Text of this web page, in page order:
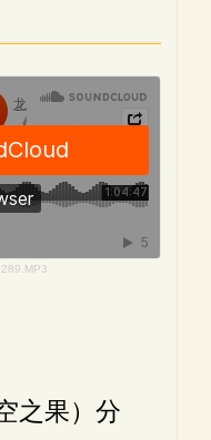
之果）分